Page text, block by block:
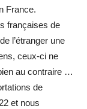
France.
françaises de
l’étranger une
ceux-ci ne
au contraire …
de
et nous